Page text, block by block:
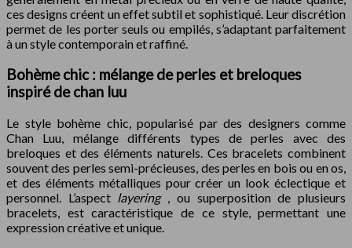
ces designs créent un effet subtil et sophistiqué. Leur discrétion
permet de les porter seuls ou empilés, s’adaptant parfaitement
à un style contemporain et raffiné.
Bohème chic : mélange de perles et breloques
inspiré de chan luu
Le style bohème chic, popularisé par des designers comme
Chan Luu, mélange différents types de perles avec des
breloques et des éléments naturels. Ces bracelets combinent
souvent des perles semi-précieuses, des perles en bois ou en os,
et des éléments métalliques pour créer un look éclectique et
personnel. L’aspect layering , ou superposition de plusieurs
bracelets, est caractéristique de ce style, permettant une
expression créative et unique.